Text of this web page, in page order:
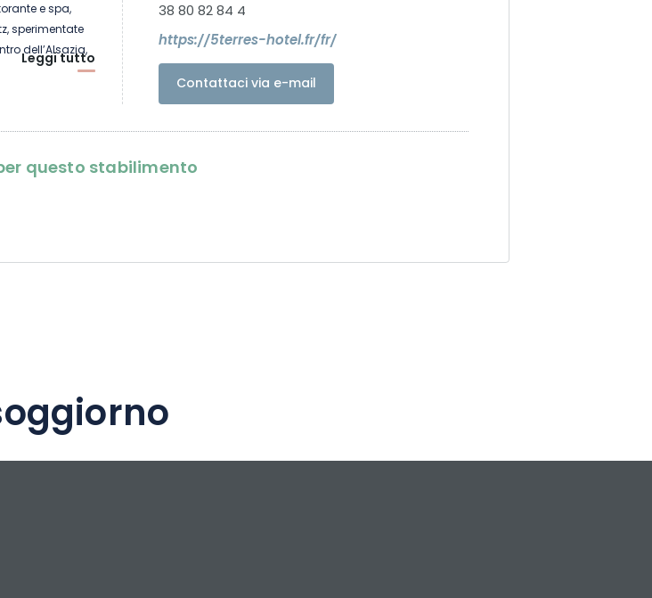
e spa,
sperimentate
dell’Alsazia,
e 1 suite vi
Leggi tutto
38 80 82 84 4
https://5terres-hotel.fr/fr/
Contattaci via e-mail
questo stabilimento